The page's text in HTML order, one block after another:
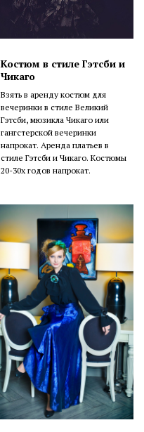
Костюм в стиле Гэтсби и
Чикаго
Взять в аренду костюм для
вечеринки в стиле Великий
Гэтсби, мюзикла Чикаго или
гангстерской вечеринки
напрокат. Аренда платьев в
стиле Гэтсби и Чикаго. Костюмы
20-30х годов напрокат.